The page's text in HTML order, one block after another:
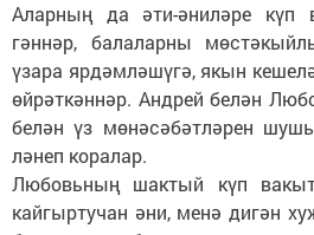
Аларның да әти-әниләре
гәннәр, балаларны
үзара ярдәмләшүгә, якын
өйрәткәннәр. Андрей белән
белән үз мөнәсәбәтләрен
ләнеп коралар.
Любовьның шактый күп
кайгыртучан әни, менә дигән